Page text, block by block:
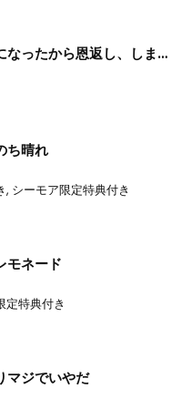
なったから恩返し、しま
ち晴れ
, シーモア限定特典付き
モネード
定特典付き
マジでいやだ